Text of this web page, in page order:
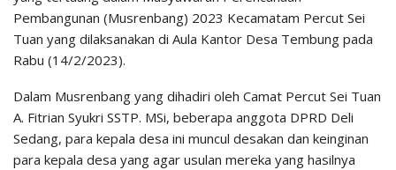
Pembangunan (Musrenbang) 2023 Kecamatam Percut Sei
Tuan yang dilaksanakan di Aula Kantor Desa Tembung pada
Rabu (14/2/2023).
Dalam Musrenbang yang dihadiri oleh Camat Percut Sei Tuan
A. Fitrian Syukri SSTP. MSi, beberapa anggota DPRD Deli
Sedang, para kepala desa ini muncul desakan dan keinginan
para kepala desa yang agar usulan mereka yang hasilnya